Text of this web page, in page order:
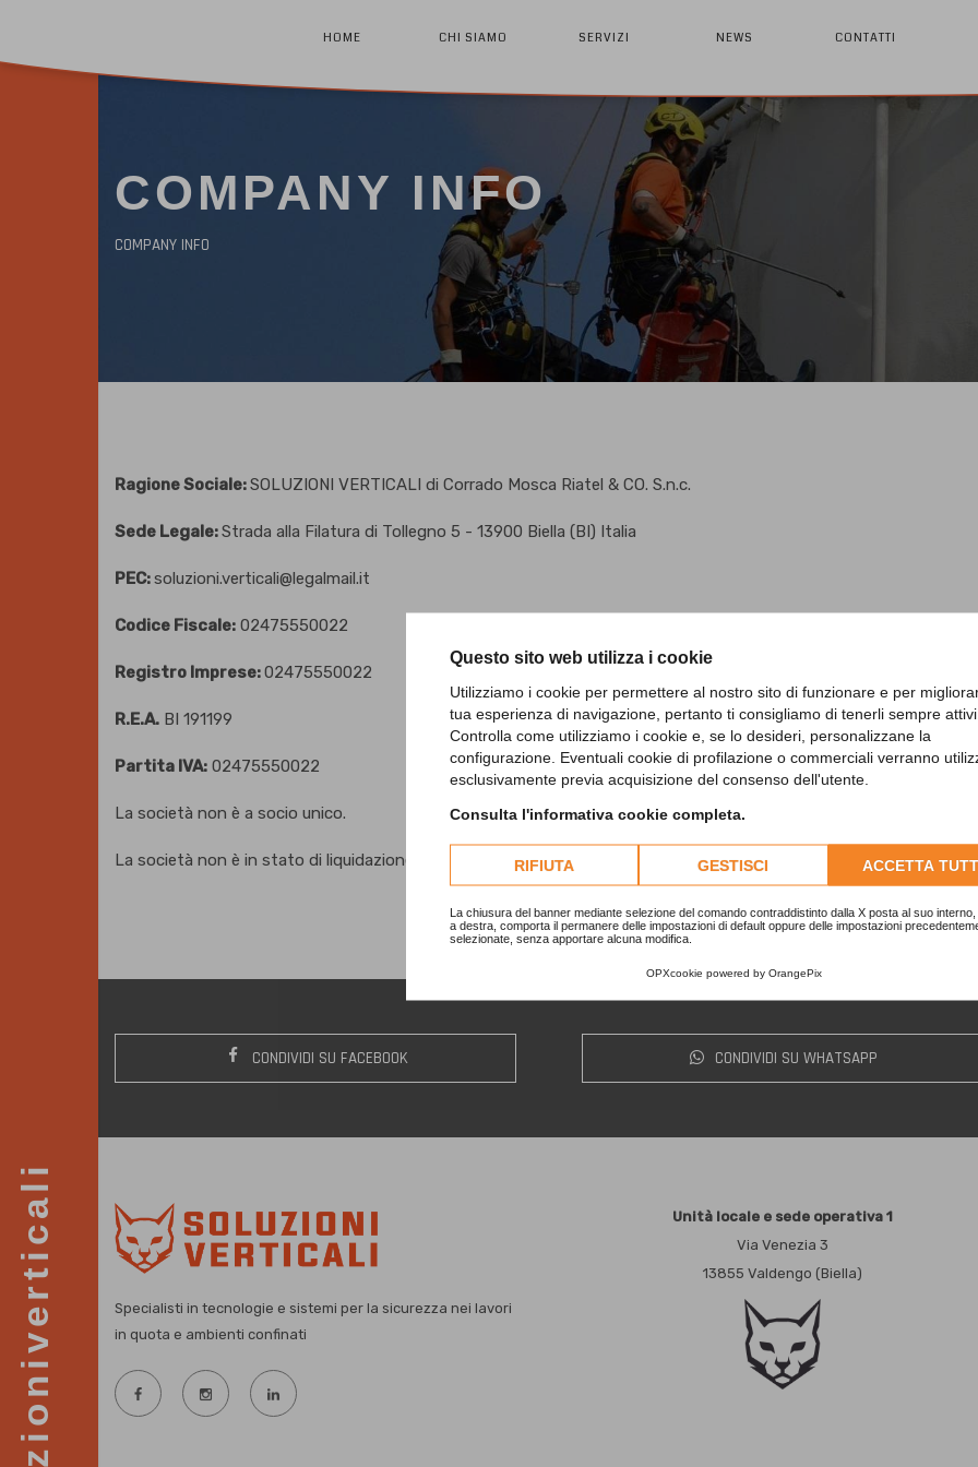
Questo sito web utilizza i cookie
Utilizziamo i cookie per permettere al nostro sito di funzionare e per
tua esperienza di navigazione, pertanto ti consigliamo di tenerli sempre attivi.
Controlla come utilizziamo i cookie e, se lo desideri, personalizzane la
configurazione. Eventuali cookie di profilazione o commerciali verranno
esclusivamente previa acquisizione del consenso dell'utente.
Consulta l'informativa cookie completa.
RIFIUTA GESTISCI ACCETTA
La chiusura del banner mediante selezione del comando contraddistinto dalla X posta al suo interno,
a destra, comporta il permanere delle impostazioni di default oppure delle impostazioni
selezionate, senza apportare alcuna modifica.
OPXcookie powered by OrangePix
soluzioniverticali
HOME CHI SIAMO SERVIZI NEWS CONTATTI
COMPANY INFO
COMPANY INFO
Ragione Sociale:SOLUZIONI VERTICALI di Corrado Mosca Riatel & CO. S.n.c.
Sede Legale:Strada alla Filatura di Tollegno 5 - 13900 Biella (BI) Italia
PEC:soluzioni.verticali@legalmail.it
Codice Fiscale: 02475550022
Registro Imprese:02475550022
R.E.A. BI 191199
Partita IVA: 02475550022
La società non è a socio unico.
La società non è in stato di liquidazione.
CONDIVIDI SU FACEBOOK CONDIVIDI SU WHATSAPP
Specialisti in tecnologie e sistemi per la sicurezza nei lavori
in quota e ambienti confinati
Unità locale e sede operativa 1
Via Venezia 3
13855 Valdengo (Biella)